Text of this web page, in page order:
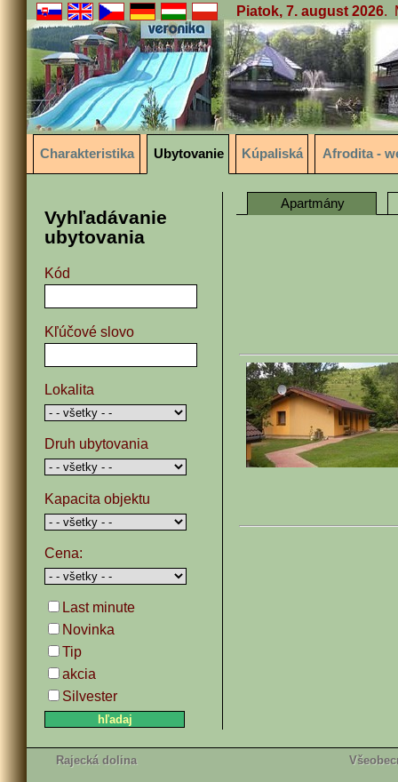
Piatok, 7. august 2026.
Charakteristika Ubytovanie Kúpaliská Afrodita -
Vyhľadávanie
ubytovania
Kód
Kľúčové slovo
Lokalita
Druh ubytovania
Kapacita objektu
Cena:
Last minute
Novinka
Tip
akcia
Silvester
Apartmány
Rajecká dolina